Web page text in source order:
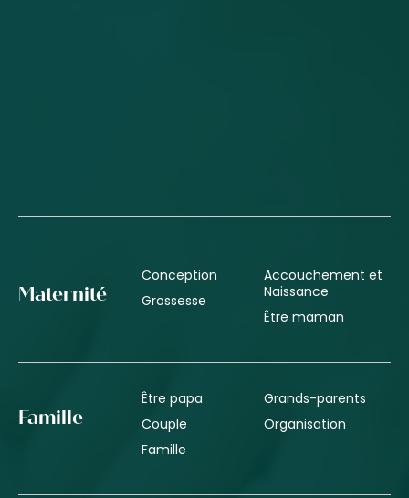
Maternité
Conception
Grossesse
Accouchement et
Naissance
Être maman
Famille
Être papa
Couple
Famille
Grands-parents
Organisation